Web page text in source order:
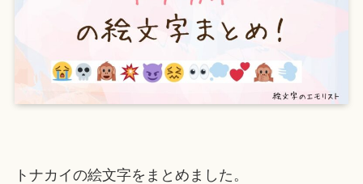
トナカイの絵文字をまとめました。